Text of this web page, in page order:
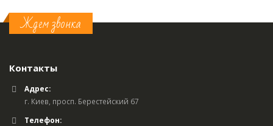
Ждем звонка
Контакты
Адрес:
г. Киев, просп. Берестейский 67
Телефон: